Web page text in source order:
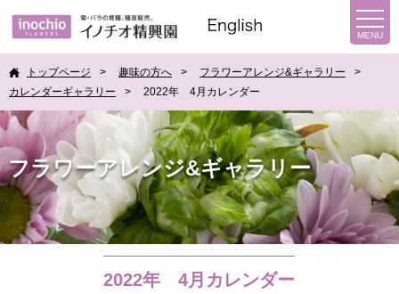
トップページ 趣味の方へ
フラワーアレンジ&ギャラリー
カレンダーギャラリー
2022年 4月カレンダー
フラワーアレンジ&ギャラリー
2022年 4月カレンダー